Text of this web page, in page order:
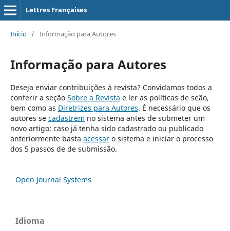
Lettres Françaises
Início / Informação para Autores
Informação para Autores
Deseja enviar contribuições à revista? Convidamos todos a
conferir a seção Sobre a Revista e ler as políticas de seão,
bem como as Diretrizes para Autores. É necessário que os
autores se cadastrem no sistema antes de submeter um
novo artigo; caso já tenha sido cadastrado ou publicado
anteriormente basta acessaro sistema e iniciar o processo
dos 5 passos de de submissão.
Open Journal Systems
Idioma